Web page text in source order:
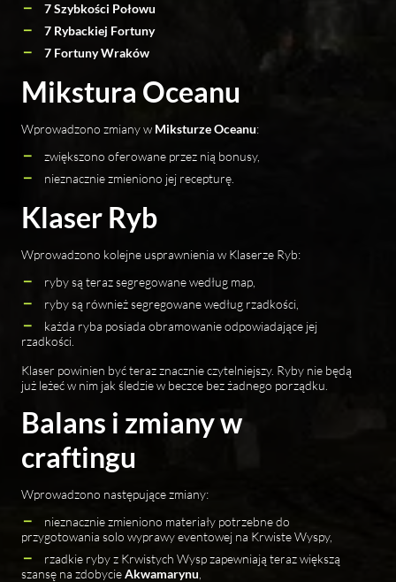
7 Szybkości Połowu
7 Rybackiej Fortuny
7 Fortuny Wraków
Mikstura Oceanu
Wprowadzono zmiany w Miksturze Oceanu:
zwiększono oferowane przez nią bonusy,
nieznacznie zmieniono jej recepturę.
Klaser Ryb
Wprowadzono kolejne usprawnienia w Klaserze Ryb:
ryby są teraz segregowane według map,
ryby są również segregowane według rzadkości,
każda ryba posiada obramowanie odpowiadające jej
rzadkości.
Klaser powinien być teraz znacznie czytelniejszy. Ryby nie będą
już leżeć w nim jak śledzie w beczce bez żadnego porządku.
Balans i zmiany w
craftingu
Wprowadzono następujące zmiany:
nieznacznie zmieniono materiały potrzebne do
przygotowania solo wyprawy eventowej na Krwiste Wyspy,
rzadkie ryby z Krwistych Wysp zapewniają teraz większą
szansę na zdobycieAkwamarynu